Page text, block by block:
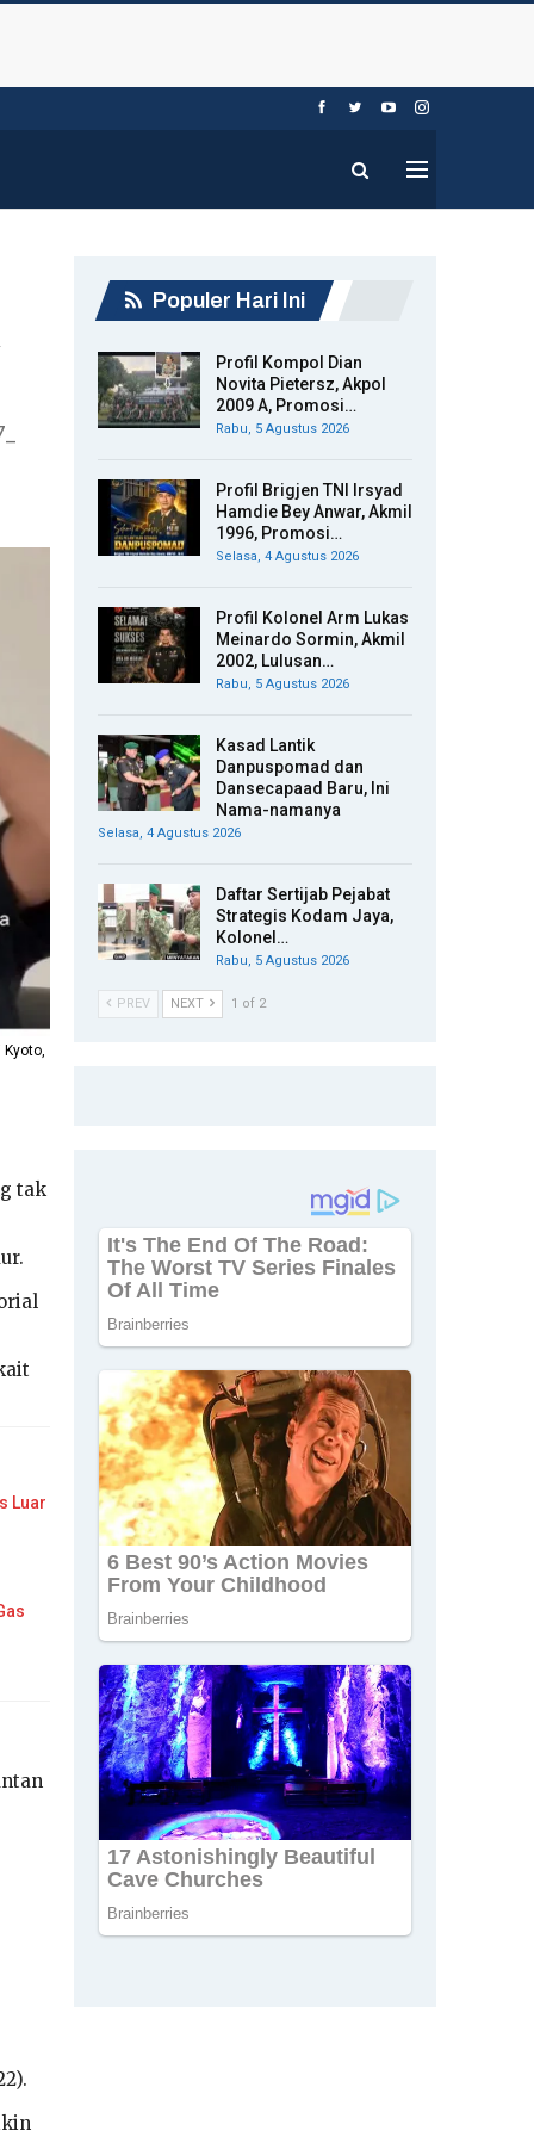
tak
Luar
Populer Hari Ini
Profil Kompol Dian
Novita Pietersz, Akpol
2009 A, Promosi…
Rabu, 5 Agustus 2026
Profil Brigjen TNI Irsyad
Hamdie Bey Anwar, Akmil
1996, Promosi…
Selasa, 4 Agustus 2026
Profil Kolonel Arm Lukas
Meinardo Sormin, Akmil
2002, Lulusan…
Rabu, 5 Agustus 2026
Kasad Lantik
Danpuspomad dan
Dansecapaad Baru, Ini
Nama-namanya
Selasa, 4 Agustus 2026
Daftar Sertijab Pejabat
Strategis Kodam Jaya,
Kolonel…
Rabu, 5 Agustus 2026
PREV NEXT 1 of 2